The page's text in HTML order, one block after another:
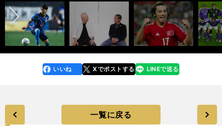
faceboo
k
いいね Xでポストする
line LINEで送る
一覧に戻る